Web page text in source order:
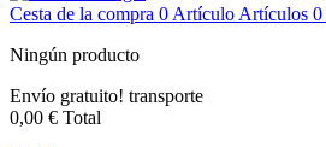
Cesta de la compra 0 Artículo Artículos 0
Ningún producto
Envío gratuito! transporte
0,00 € Total